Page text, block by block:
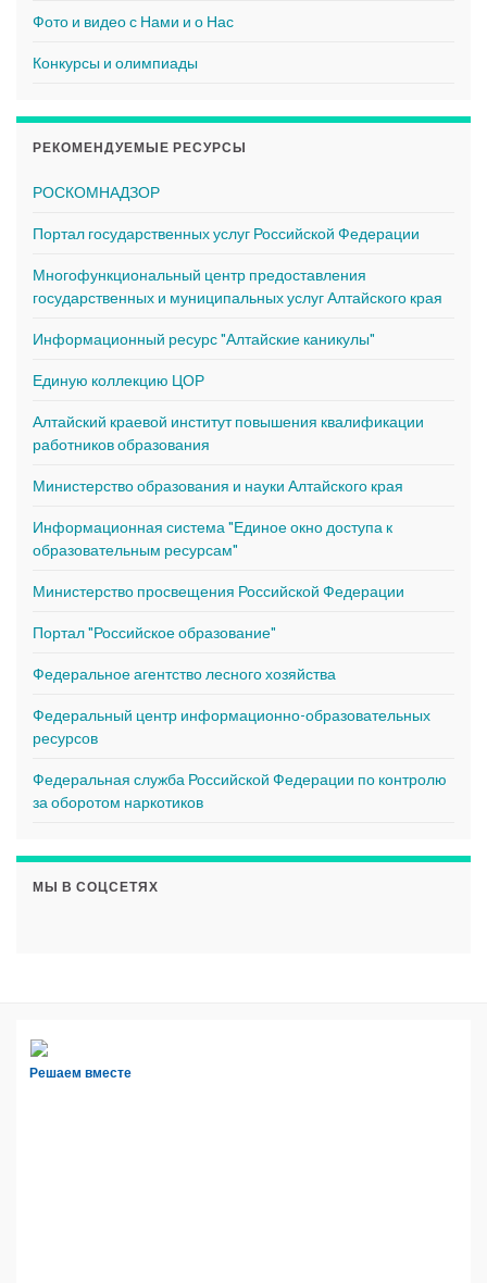
Фото и видео с Нами и о Нас
Конкурсы и олимпиады
РЕКОМЕНДУЕМЫЕ РЕСУРСЫ
РОСКОМНАДЗОР
Портал государственных услуг Российской Федерации
Многофункциональный центр предоставления
государственных и муниципальных услуг Алтайского края
Информационный ресурс "Алтайские каникулы"
Единую коллекцию ЦОР
Алтайский краевой институт повышения квалификации
работников образования
Министерство образования и науки Алтайского края
Информационная система "Единое окно доступа к
образовательным ресурсам"
Министерство просвещения Российской Федерации
Портал "Российское образование"
Федеральное агентство лесного хозяйства
Федеральный центр информационно-образовательных
ресурсов
Федеральная служба Российской Федерации по контролю
за оборотом наркотиков
МЫ В СОЦСЕТЯХ
Решаем вместе